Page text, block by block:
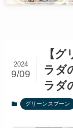
【
ラダ
ラダ
2024
9/09
グリーンスプーン